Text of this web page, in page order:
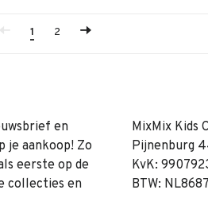
1 2
en
je aankoop! Zo
eerste op de
collecties en
MixMix Kids
Pijnenburg
KvK:
BTW: